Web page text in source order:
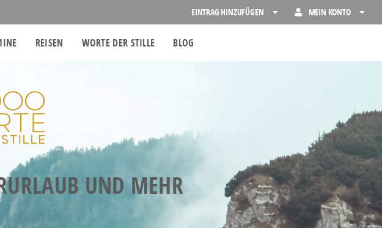
EINTRAG HINZUFÜGEN MEIN KONTO
REISEN WORTE DER STILLE BLOG
UND MEHR